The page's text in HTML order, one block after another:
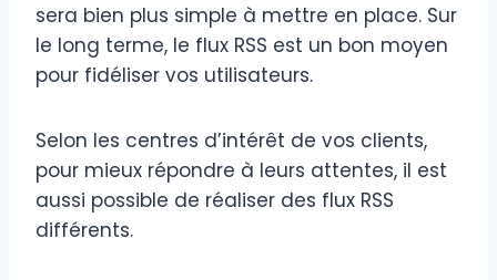
sera bien plus simple à mettre en place. Sur
le long terme, le flux RSS est un bon moyen
pour fidéliser vos utilisateurs.
Selon les centres d’intérêt de vos clients,
pour mieux répondre à leurs attentes, il est
aussi possible de réaliser des flux RSS
différents.